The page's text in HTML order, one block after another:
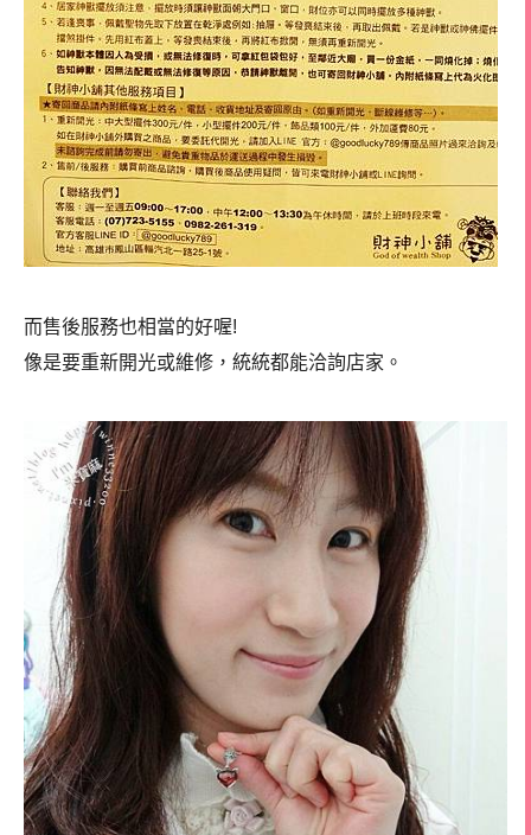
而售後服務也相當的好喔!
像是要重新開光或維修，統統都能洽詢店家。